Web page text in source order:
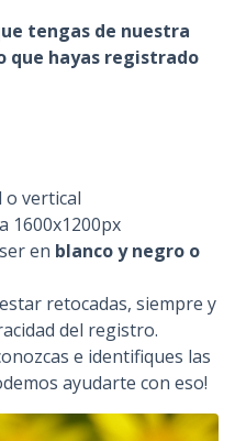
tengas de nuestra
que hayas registrado
vertical
1600x1200px
en blanco y negro o
retocadas, siempre y
del registro.
e identifiques las
ayudarte con eso!